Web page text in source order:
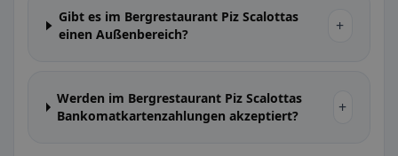
Gibt es im Bergrestaurant Piz Scalottas
einen Außenbereich?
+
Werden im Bergrestaurant Piz Scalottas
Bankomatkartenzahlungen akzeptiert?
+